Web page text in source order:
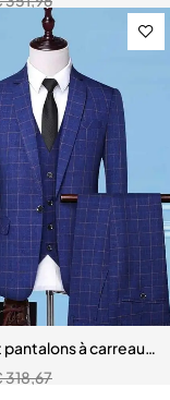
pantalons à carreaux
318,67